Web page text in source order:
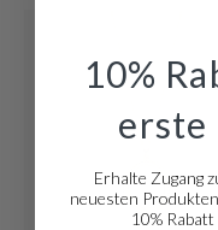
10%
erste
Erhalte Zugang
neuesten
10%